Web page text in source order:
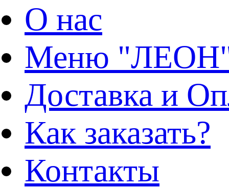
О нас
Меню
Доставка и
Как заказать?
Контакты